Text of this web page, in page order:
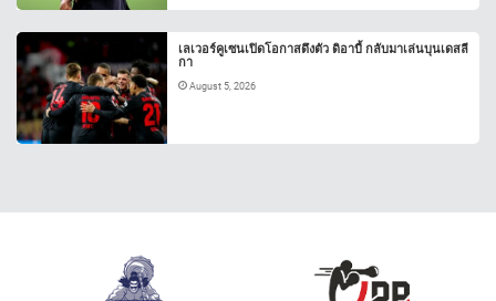
เลเวอร์คูเซนเปิดโอกาสดึงตัว ดิอาบี้ กลับมาเล่นบุนเดสลี
กา
August 5, 2026